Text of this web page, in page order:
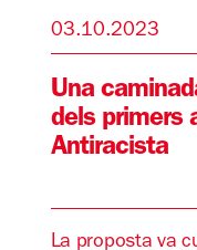
03.10.2023
Una
dels primers
Antiracista
La proposta va